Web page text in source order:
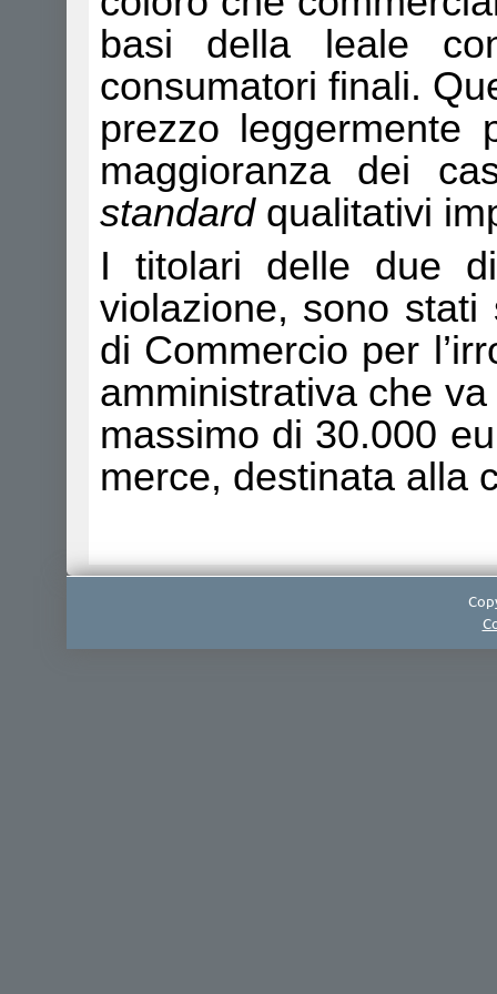
basi della leale
consumatori finali.
prezzo
maggioranza dei
standard qualitativi
I titolari delle due
violazione, sono stati
di Commercio per
amministrativa che
massimo di 30.000
merce, destinata alla